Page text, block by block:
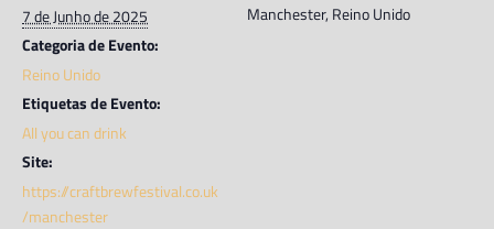
7 de Junho de 2025
Categoria de Evento:
Reino Unido
Etiquetas de Evento:
All you can drink
Site:
https://craftbrewfestival.co.uk
/manchester
Manchester, Reino Unido